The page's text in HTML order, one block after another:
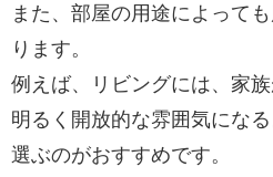
また、部屋の用途によって
ります。
例えば、リビングには、家族
明るく開放的な雰囲気にな
選ぶのがおすすめです。